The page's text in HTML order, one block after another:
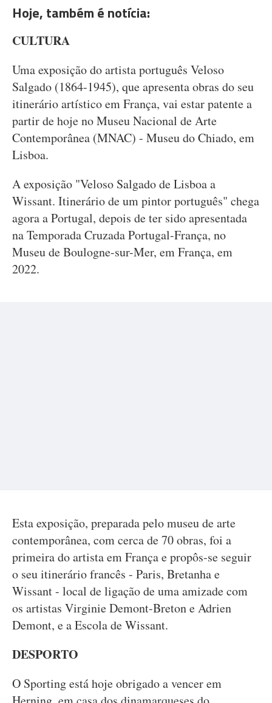
Hoje, também é notícia:
CULTURA
Uma exposição do artista português Veloso
Salgado (1864-1945), que apresenta obras do seu
itinerário artístico em França, vai estar patente a
partir de hoje no Museu Nacional de Arte
Contemporânea (MNAC) - Museu do Chiado, em
Lisboa.
A exposição "Veloso Salgado de Lisboa a
Wissant. Itinerário de um pintor português" chega
agora a Portugal, depois de ter sido apresentada
na Temporada Cruzada Portugal-França, no
Museu de Boulogne-sur-Mer, em França, em
2022.
Esta exposição, preparada pelo museu de arte
contemporânea, com cerca de 70 obras, foi a
primeira do artista em França e propôs-se seguir
o seu itinerário francês - Paris, Bretanha e
Wissant - local de ligação de uma amizade com
os artistas Virginie Demont-Breton e Adrien
Demont, e a Escola de Wissant.
DESPORTO
O Sporting está hoje obrigado a vencer em